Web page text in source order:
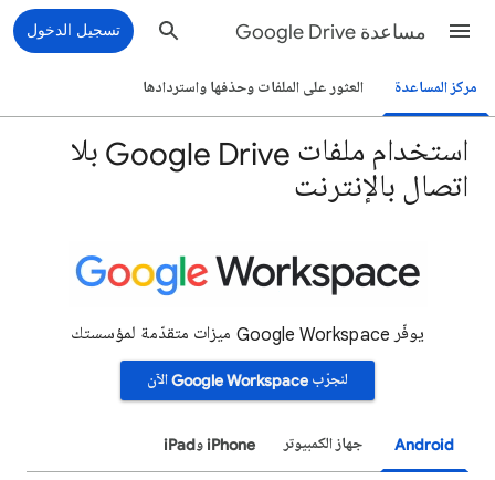
مساعدة Google Drive تسجيل الدخول
مركز المساعدة العثور على الملفات وحذفها واستردادها
استخدام ملفات Google Drive بلا
اتصال بالإنترنت
يوفّر Google Workspace ميزات متقدّمة لمؤسستك
لنجرّب Google Workspace الآن
Android جهاز الكمبيوتر iPhone وiPad